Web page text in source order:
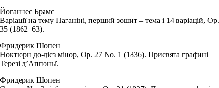
Йоганнес Брамс
Варіації на тему Паганіні, перший зошит – тема і 14 варіацій, Op.
35 (1862–63).
Фридерик Шопен
Ноктюрн до-дієз мінор, Op. 27 No. 1 (1836). Присвята графині
Терезі дʼАппоньї.
Фридерик Шопен